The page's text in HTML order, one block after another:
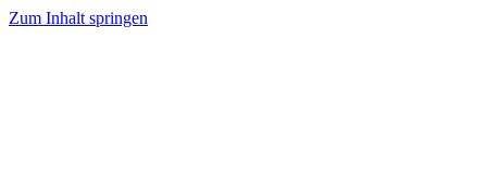
Zum Inhalt springen